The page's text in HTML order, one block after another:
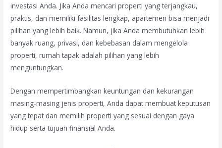
investasi Anda. Jika Anda mencari properti yang terjangkau,
praktis, dan memiliki fasilitas lengkap, apartemen bisa menjadi
pilihan yang lebih baik. Namun, jika Anda membutuhkan lebih
banyak ruang, privasi, dan kebebasan dalam mengelola
properti, rumah tapak adalah pilihan yang lebih
menguntungkan.
Dengan mempertimbangkan keuntungan dan kekurangan
masing-masing jenis properti, Anda dapat membuat keputusan
yang tepat dan memilih properti yang sesuai dengan gaya
hidup serta tujuan finansial Anda.